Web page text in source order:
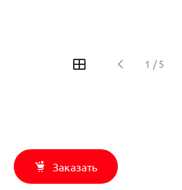
1 / 5
Заказать